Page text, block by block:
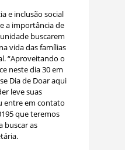
e inclusão social
a importância de
buscarem
vida das famílias
“Aproveitando o
neste dia 30 em
Dia de Doar aqui
leve suas
entre em contato
que teremos
buscar as